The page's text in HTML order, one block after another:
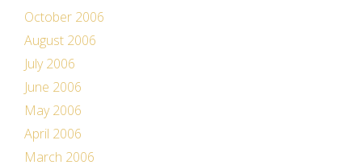
October 2006
August 2006
July 2006
June 2006
May 2006
April 2006
March 2006